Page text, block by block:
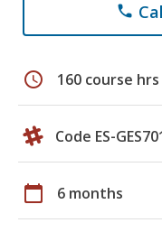
phone
schedule 160 course hrs
Code ES-
calendar_today 6 months